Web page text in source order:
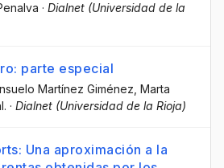
· Dialnet (Universidad de la
parte especial
Martínez Giménez , Marta
· Dialnet (Universidad de la Rioja)
Una aproximación a la